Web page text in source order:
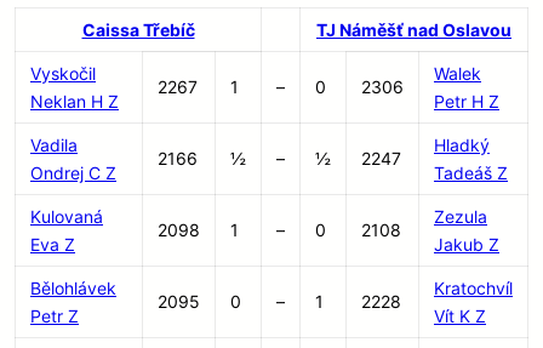
Caissa Třebíč TJ Náměšť nad Oslavou
Vyskočil
Neklan H Z
2267 1 – 0 2306
Walek
Petr H Z
Vadila
Ondrej C Z
2166 ½ – ½ 2247
Hladký
Tadeáš Z
Kulovaná
Eva Z
2098 1 – 0 2108
Zezula
Jakub Z
Bělohlávek
Petr Z
2095 0 – 1 2228
Kratochvíl
Vít K Z